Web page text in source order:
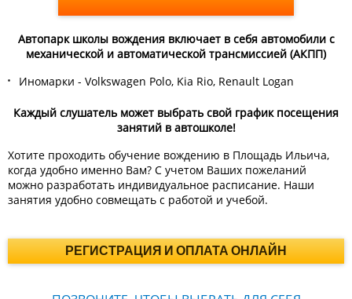
Автопарк школы вождения включает в себя автомобили с
механической и автоматической трансмиссией (АКПП)
Иномарки - Volkswagen Polo, Kia Rio, Renault Logan
Каждый слушатель может выбрать свой график посещения
занятий в автошколе!
Хотите проходить обучение вождению в Площадь Ильича,
когда удобно именно Вам? С учетом Ваших пожеланий
можно разработать индивидуальное расписание. Наши
занятия удобно совмещать с работой и учебой.
РЕГИСТРАЦИЯ И ОПЛАТА ОНЛАЙН